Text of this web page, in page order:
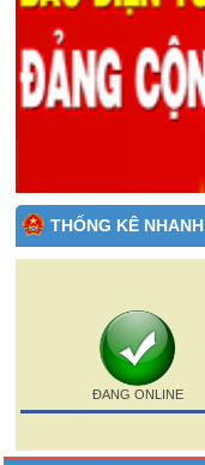
THỐNG KÊ NHANH
ĐANG ONLINE